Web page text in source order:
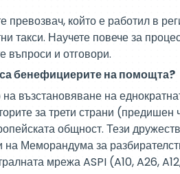
превозвач, който е работил в
такси. Научете повече за
въпроси и отговори.
са бенефициерите на помощта?
възстановяване на
за трети страни
общност. Тези
на Меморандума за
мрежа ASPI (A10, A26,